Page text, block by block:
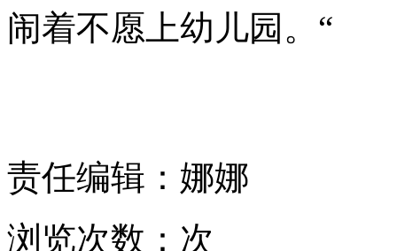
闹着不愿上幼儿园。“
责任编辑：娜娜
浏览次数： 次